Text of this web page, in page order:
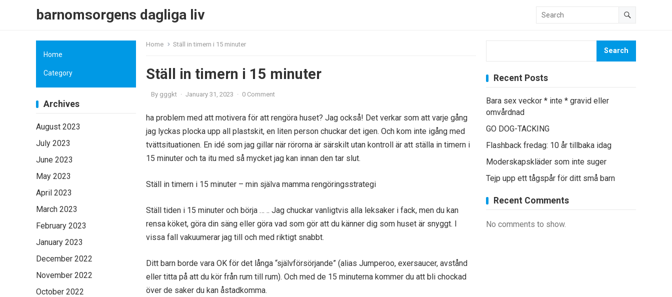
barnomsorgens dagliga liv
Home Ställ in timern i 15 minuter
Ställ in timern i 15 minuter
By gggkt · January 31, 2023 · 0 Comment
ha problem med att motivera för att rengöra huset? Jag också! Det verkar som att varje gång
jag lyckas plocka upp all plastskit, en liten person chuckar det igen. Och kom inte igång med
tvättsituationen. En idé som jag gillar när rörorna är särskilt utan kontroll är att ställa in timern i
15 minuter och ta itu med så mycket jag kan innan den tar slut.
Ställ in timern i 15 minuter – min själva mamma rengöringsstrategi
Ställ tiden i 15 minuter och börja … .. Jag chuckar vanligtvis alla leksaker i fack, men du kan
rensa köket, göra din säng eller göra vad som gör att du känner dig som huset är snyggt. I
vissa fall vakuumerar jag till och med riktigt snabbt.
Ditt barn borde vara OK för det långa “självförsörjande” (alias Jumperoo, exersaucer, avstånd
eller titta på att du kör från rum till rum). Och med de 15 minuterna kommer du att bli chockad
över de saker du kan åstadkomma.
Search
Recent Posts
Bara sex veckor * inte * gravid eller
omvårdnad
GO DOG-TACKING
Flashback fredag: 10 år tillbaka idag
Moderskapskläder som inte suger
Tejp upp ett tågspår för ditt små barn
Recent Comments
No comments to show.
Home
Category
Archives
August 2023
July 2023
June 2023
May 2023
April 2023
March 2023
February 2023
January 2023
December 2022
November 2022
October 2022